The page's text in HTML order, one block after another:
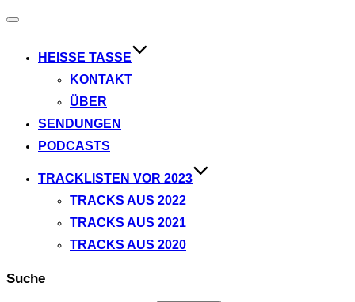
Navigation
HEISSE TASSE
KONTAKT
ÜBER
SENDUNGEN
PODCASTS
TRACKLISTEN VOR 2023
TRACKS AUS 2022
TRACKS AUS 2021
TRACKS AUS 2020
Suche